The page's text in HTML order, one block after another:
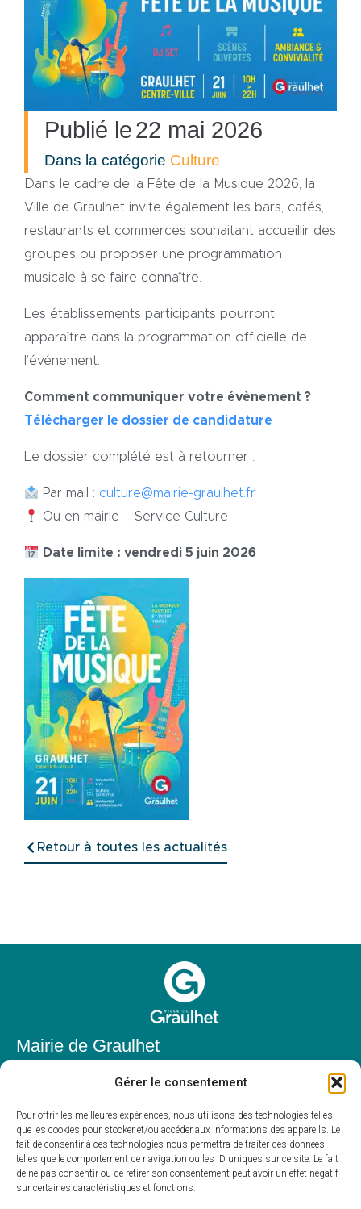
Gérer le consentement
Pour offrir les meilleures expériences, nous utilisons des technologies telles
que les cookies pour stocker et/ou accéder aux informations des appareils. Le
fait de consentir à ces technologies nous permettra de traiter des données
telles que le comportement de navigation ou les ID uniques sur ce site. Le fait
de ne pas consentir ou de retirer son consentement peut avoir un effet négatif
sur certaines caractéristiques et fonctions.
Publié le22 mai 2026
Dans la catégorie Culture
Dans le cadre de la Fête de la Musique 2026, la
Ville de Graulhet invite également les bars, cafés,
restaurants et commerces souhaitant accueillir des
groupes ou proposer une programmation
musicale à se faire connaître.
Les établissements participants pourront
apparaître dans la programmation officielle de
l’événement.
Comment communiquer votre évènement ?
Télécharger le dossier de candidature
Le dossier complété est à retourner :
Par mail : culture@mairie-graulhet.fr
Ou en mairie – Service Culture
Date limite : vendredi 5 juin 2026
Retour à toutes les actualités
Mairie de Graulhet
81300 Graulhet
05 63 42 85 50
mairie@mairie-graulhet.fr
Horaires d'ouverture
Du lundi au vendredi :